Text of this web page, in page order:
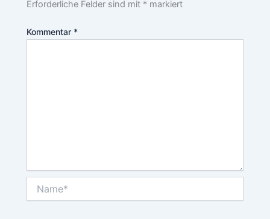
Erforderliche Felder sind mit * markiert
Kommentar *